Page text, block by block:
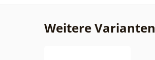
Weitere Varianten